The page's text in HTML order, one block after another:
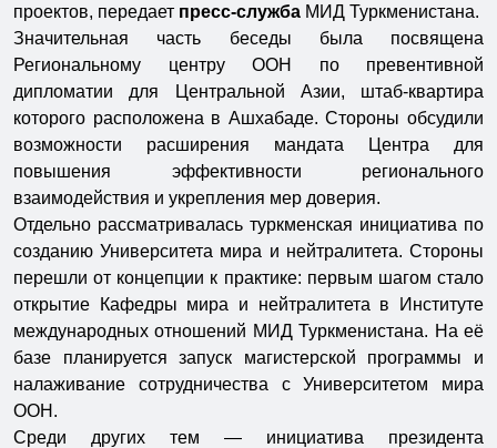
проектов, передает пресс-служба МИД Туркменистана.
Значительная часть беседы была посвящена
Региональному центру ООН по превентивной
дипломатии для Центральной Азии, штаб-квартира
которого расположена в Ашхабаде. Стороны обсудили
возможности расширения мандата Центра для
повышения эффективности регионального
взаимодействия и укрепления мер доверия.
Отдельно рассматривалась туркменская инициатива по
созданию Университета мира и нейтралитета. Стороны
перешли от концепции к практике: первым шагом стало
открытие Кафедры мира и нейтралитета в Институте
международных отношений МИД Туркменистана. На её
базе планируется запуск магистерской программы и
налаживание сотрудничества с Университетом мира
ООН.
Среди других тем — инициатива президента